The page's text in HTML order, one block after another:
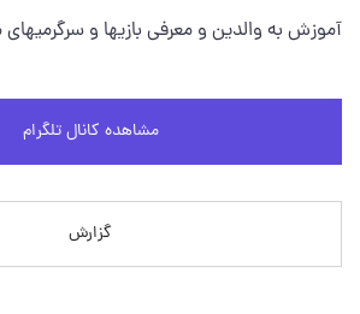
آموزش به والدین و معرفی بازیها و
مشاهده کانال تلگرام
گزارش